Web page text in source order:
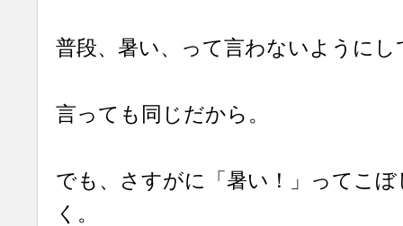
普段、暑い、って言わないようにし
言っても同じだから。
でも、さすがに「暑い！」ってこ
く。